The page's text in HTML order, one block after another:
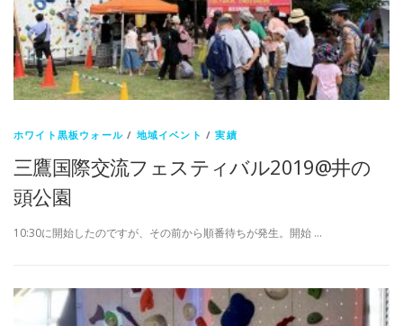
ホワイト黒板ウォール / 地域イベント /実績
三鷹国際交流フェスティバル2019@井の
頭公園
10:30に開始したのですが、その前から順番待ちが発生。開始 …